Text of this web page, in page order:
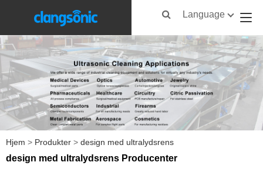
Language
Hjem > Produkter > design med ultralydsrens
design med ultralydsrens Producenter